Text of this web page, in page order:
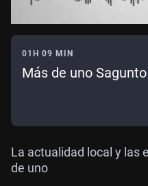
01H 09 MIN
Más de uno
La actualidad local y las
de uno